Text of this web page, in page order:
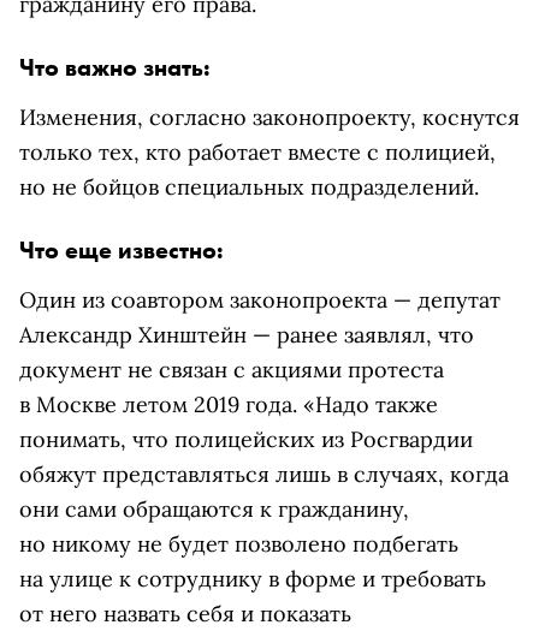
Что важно знать:
Изменения, согласно законопроекту, коснутся
только тех, кто работает вместе с полицией,
но не бойцов специальных подразделений.
Что еще известно:
Один из соавтором законопроекта — депутат
Александр Хинштейн — ранее заявлял, что
документ не связан с акциями протеста
в Москве летом 2019 года. «Надо также
понимать, что полицейских из Росгвардии
обяжут представляться лишь в случаях, когда
они сами обращаются к гражданину,
но никому не будет позволено подбегать
на улице к сотруднику в форме и требовать
от него назвать себя и показать